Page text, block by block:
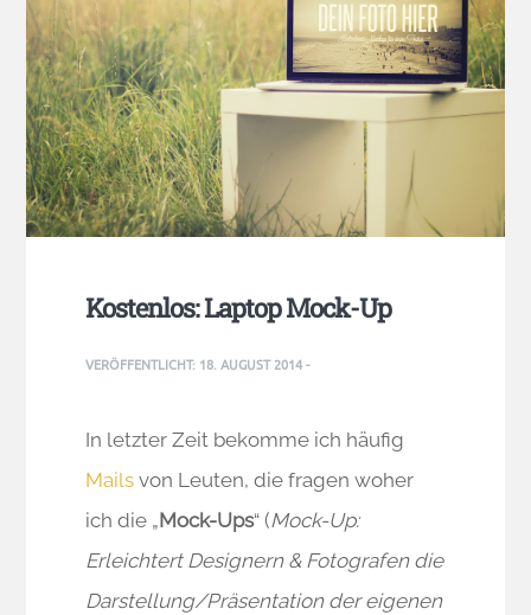
Kostenlos: Laptop Mock-Up
VERÖFFENTLICHT: 18. AUGUST 2014-
In letzter Zeit bekomme ich häufig
Mails von Leuten, die fragen woher
ich die „Mock-Ups“ (Mock-Up:
Erleichtert Designern & Fotografen die
Darstellung/Präsentation der eigenen